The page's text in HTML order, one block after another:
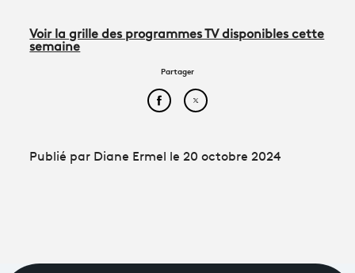
Voir la grille des programmes TV disponibles cette
semaine
Partager
Partager cet article sur
Partager cet article sur
Publié par Diane Ermel le 20 octobre 2024